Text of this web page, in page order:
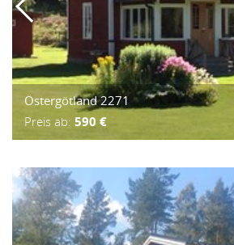
Östergötland 2271
Preis ab: 590 €